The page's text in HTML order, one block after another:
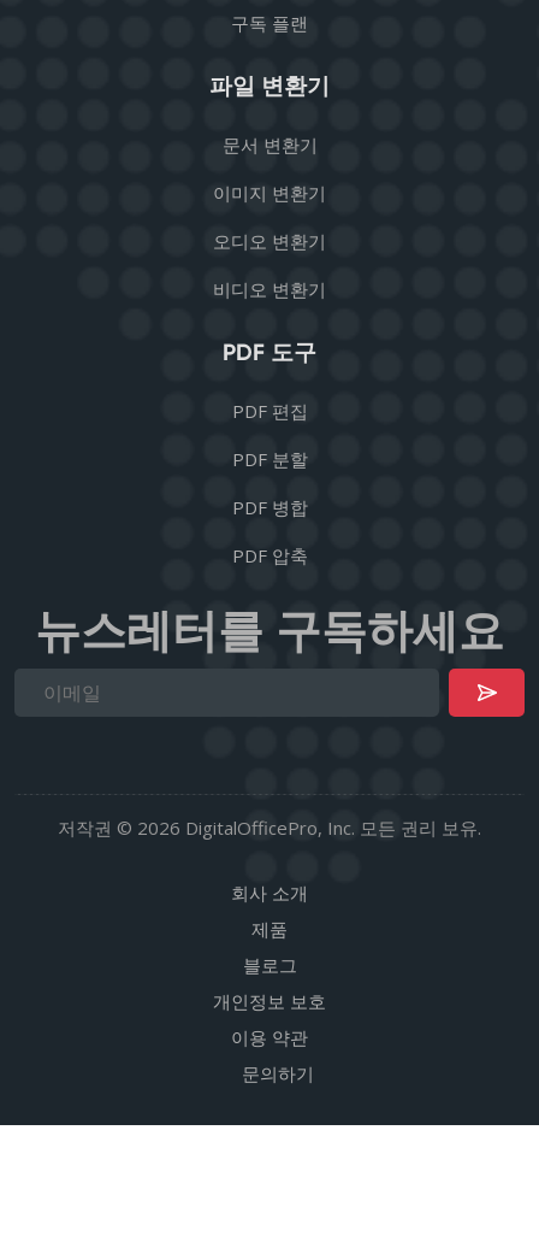
구독 플랜
파일 변환기
문서 변환기
이미지 변환기
오디오 변환기
비디오 변환기
PDF 도구
PDF 편집
PDF 분할
PDF 병합
PDF 압축
뉴스레터를 구독하세요
저작권 © 2026 DigitalOfficePro, Inc. 모든 권리 보유.
회사 소개
제품
블로그
개인정보 보호
이용 약관
문의하기